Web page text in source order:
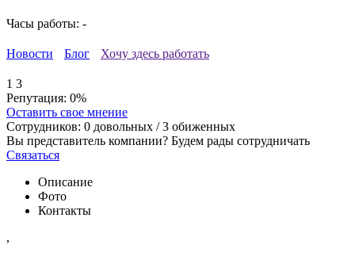
Часы работы: -
Новости Блог Хочу здесь работать
1 3
Репутация: 0%
Оставить свое мнение
Сотрудников: 0 довольных /3 обиженных
Вы представитель компании? Будем рады сотрудничать
Связаться
Описание
Фото
Контакты
,